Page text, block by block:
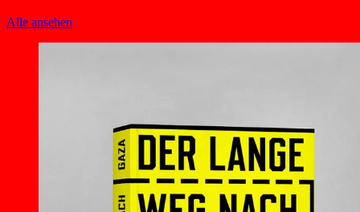
Alle ansehen